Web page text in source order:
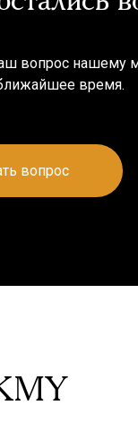
вопрос нашему
время.
вопрос